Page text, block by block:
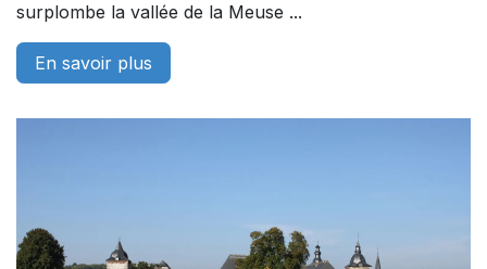
surplombe la vallée de la Meuse ...
En savoir plus